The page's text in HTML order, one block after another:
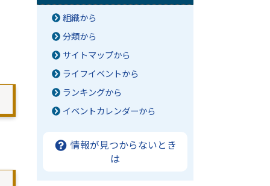
組織から
分類から
サイトマップから
ライフイベントから
ランキングから
イベントカレンダーから
情報が見つからないとき
は